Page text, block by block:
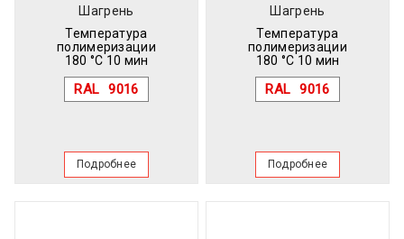
Шагрень
Температура
полимеризации
180 °C 10 мин
RAL 9016
Подробнее
Шагрень
Температура
полимеризации
180 °C 10 мин
RAL 9016
Подробнее